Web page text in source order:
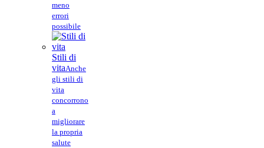
meno
errori
possibile
Stili di
vitaAnche
gli stili di
vita
concorrono
a
migliorare
la propria
salute